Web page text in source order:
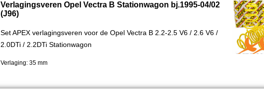
Verlagingsveren Opel Vectra B Stationwagon bj.1995-04/02
(J96)
Set APEX verlagingsveren voor de Opel Vectra B 2.2-2.5 V6 / 2.6 V6 /
2.0DTi / 2.2DTi Stationwagon
Verlaging: 35 mm